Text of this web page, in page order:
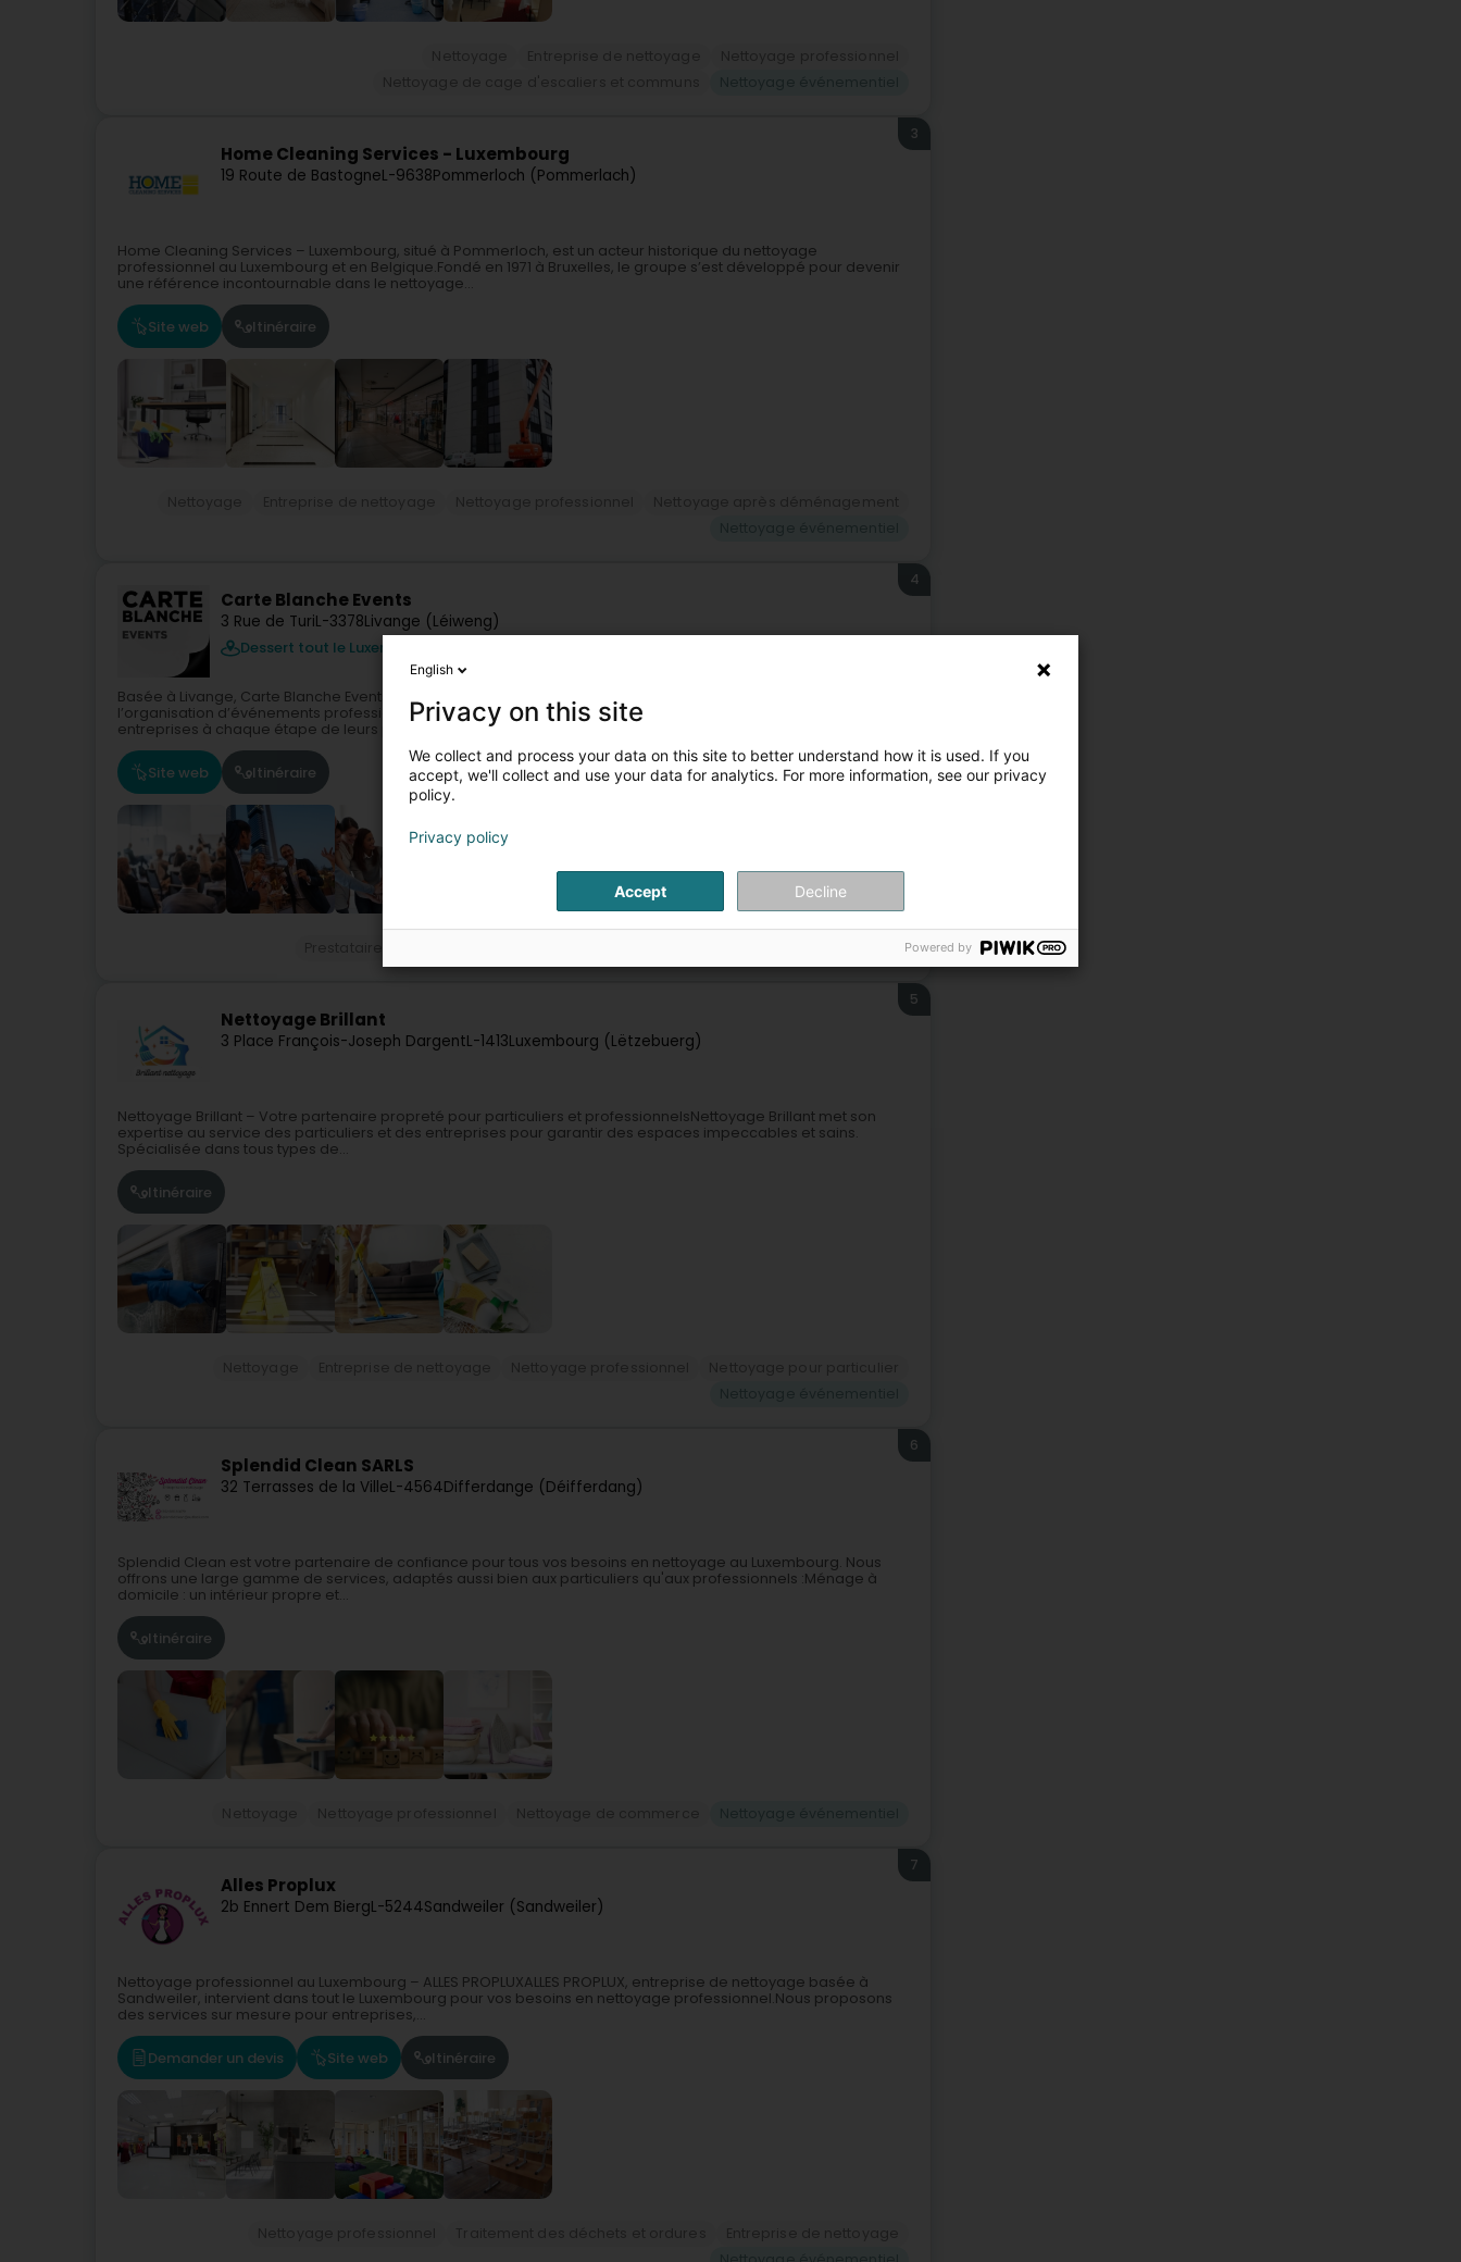
Home Cleaning Services - Luxembourg
19 Route de BastogneL-9638Pommerloch (Pommerlach)
3
Home Cleaning Services – Luxembourg, situé à Pommerloch, est un acteur historique du nettoyage
professionnel au Luxembourg et en Belgique.Fondé en 1971 à Bruxelles, le groupe s’est développé pour devenir
une référence incontournable dans le nettoyage...
Site web Itinéraire
Carte Blanche Events
3 Rue de TuriL-3378Livange (Léiweng)
Dessert tout le Luxembourg
4
Basée à Livange, Carte Blanche Events est une agence événementielle spécialisée dans la conception et
l’organisation d’événements professionnels et corporate au Luxembourg.L’agence accompagne les
entreprises à chaque étape de leurs projets — de la...
Site web Itinéraire
Nettoyage Brillant
3 Place François-Joseph DargentL-1413Luxembourg (Lëtzebuerg)
5
Nettoyage Brillant – Votre partenaire propreté pour particuliers et professionnelsNettoyage Brillant met son
expertise au service des particuliers et des entreprises pour garantir des espaces impeccables et sains.
Spécialisée dans tous types de...
Itinéraire
Splendid Clean SARLS
32 Terrasses de la VilleL-4564Differdange (Déifferdang)
6
Splendid Clean est votre partenaire de confiance pour tous vos besoins en nettoyage au Luxembourg. Nous
offrons une large gamme de services, adaptés aussi bien aux particuliers qu'aux professionnels :Ménage à
domicile : un intérieur propre et...
Itinéraire
Alles Proplux
2b Ennert Dem BiergL-5244Sandweiler (Sandweiler)
7
Nettoyage professionnel au Luxembourg – ALLES PROPLUXALLES PROPLUX, entreprise de nettoyage basée à
Sandweiler, intervient dans tout le Luxembourg pour vos besoins en nettoyage professionnel.Nous proposons
des services sur mesure pour entreprises,...
Demander un devis Site web Itinéraire
English
Privacy on this site
We collect and process your data on this site to better understand how it is used. If you
accept, we'll collect and use your data for analytics. For more information, see our privacy
policy.
Privacy policy
Accept Decline
Powered by